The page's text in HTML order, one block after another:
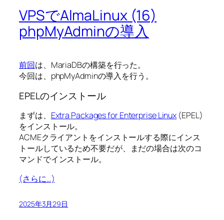
VPSでAlmaLinux (16)
phpMyAdminの導入
前回は、MariaDBの構築を行った。
今回は、phpMyAdminの導入を行う。
EPELのインストール
まずは、 Extra Packages for Enterprise Linux (EPEL)
をインストール。
ACMEクライアントをインストールする際にインス
トールしているため不要だが、まだの場合は次のコ
マンドでインストール。
(さらに…)
2025年3月29日